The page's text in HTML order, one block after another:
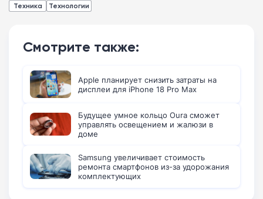
Техника Технологии
Смотрите также:
Apple планирует снизить затраты на
дисплеи для iPhone 18 Pro Max
Будущее умное кольцо Oura сможет
управлять освещением и жалюзи в
доме
Samsung увеличивает стоимость
ремонта смартфонов из-за удорожания
комплектующих